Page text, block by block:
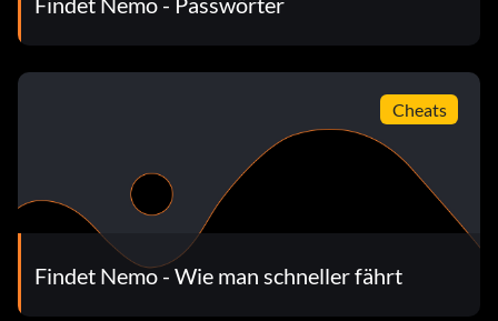
Cheats
Findet Nemo - Wie man schneller fährt